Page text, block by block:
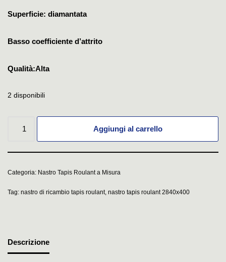
Superficie: diamantata
Basso coefficiente d’attrito
Qualità:Alta
2 disponibili
Aggiungi al carrello
Categoria: Nastro Tapis Roulant a Misura
Tag: nastro di ricambio tapis roulant, nastro tapis roulant 2840x400
Descrizione